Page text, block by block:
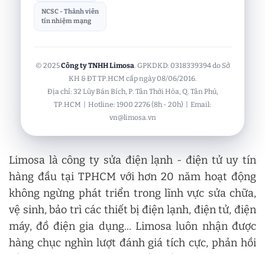
NCSC - Thành viên
tín nhiệm mạng
© 2025Công ty TNHH Limosa . GPKDKD: 0318339394 do Sở
KH & ĐT TP.HCM cấp ngày 08/06/2016.
Địa chỉ: 32 Lũy Bán Bích, P. Tân Thới Hòa, Q. Tân Phú,
TP.HCM | Hotline: 1900 2276 (8h - 20h) | Email:
vn@limosa.vn
Limosa là công ty sửa điện lạnh - điện tử uy tín
hàng đầu tại TPHCM với hơn 20 năm hoạt động
không ngừng phát triển trong lĩnh vực sửa chữa,
vệ sinh, bảo trì các thiết bị điện lạnh, điện tử, điện
máy, đồ điện gia dụng... Limosa luôn nhận được
hàng chục nghìn lượt đánh giá tích cực, phản hồi